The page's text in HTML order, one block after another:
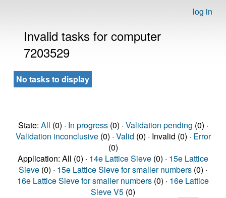
log in
Invalid tasks for computer
7203529
No tasks to display
State: All (0) · In progress(0) · Validation pending (0) ·
Validation inconclusive(0) · Valid (0) · Invalid (0) · Error
(0)
Application: All (0) · 14e Lattice Sieve (0) · 15e Lattice
Sieve (0) · 15e Lattice Sieve for smaller numbers (0) ·
16e Lattice Sieve for smaller numbers (0) · 16e Lattice
Sieve V5 (0)